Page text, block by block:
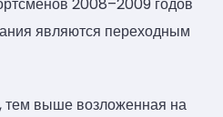
являются переходным
тем выше возложенная на